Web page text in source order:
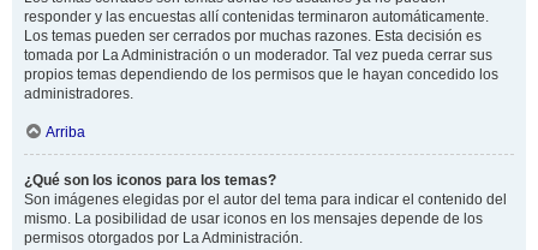
responder y las encuestas allí contenidas terminaron automáticamente.
Los temas pueden ser cerrados por muchas razones. Esta decisión es
tomada por La Administración o un moderador. Tal vez pueda cerrar sus
propios temas dependiendo de los permisos que le hayan concedido los
administradores.
Arriba
¿Qué son los iconos para los temas?
Son imágenes elegidas por el autor del tema para indicar el contenido del
mismo. La posibilidad de usar iconos en los mensajes depende de los
permisos otorgados por La Administración.